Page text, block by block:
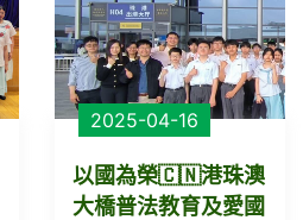
2025-04-16
以國為榮🇨🇳港珠澳
大橋普法教育及愛國